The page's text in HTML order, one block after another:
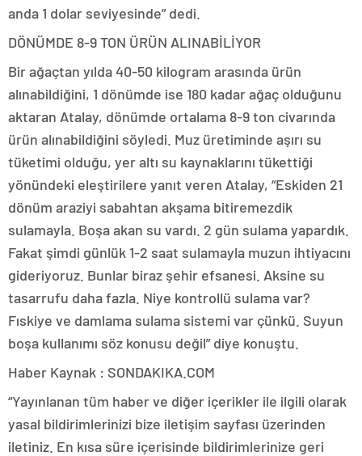
anda 1 dolar seviyesinde” dedi.
DÖNÜMDE 8-9 TON ÜRÜN ALINABİLİYOR
Bir ağaçtan yılda 40-50 kilogram arasında ürün
alınabildiğini, 1 dönümde ise 180 kadar ağaç olduğunu
aktaran Atalay, dönümde ortalama 8-9 ton civarında
ürün alınabildiğini söyledi. Muz üretiminde aşırı su
tüketimi olduğu, yer altı su kaynaklarını tükettiği
yönündeki eleştirilere yanıt veren Atalay, “Eskiden 21
dönüm araziyi sabahtan akşama bitiremezdik
sulamayla. Boşa akan su vardı. 2 gün sulama yapardık.
Fakat şimdi günlük 1-2 saat sulamayla muzun ihtiyacını
gideriyoruz. Bunlar biraz şehir efsanesi. Aksine su
tasarrufu daha fazla. Niye kontrollü sulama var?
Fıskiye ve damlama sulama sistemi var çünkü. Suyun
boşa kullanımı söz konusu değil” diye konuştu.
Haber Kaynak : SONDAKIKA.COM
“Yayınlanan tüm haber ve diğer içerikler ile ilgili olarak
yasal bildirimlerinizi bize iletişim sayfası üzerinden
iletiniz. En kısa süre içerisinde bildirimlerinize geri